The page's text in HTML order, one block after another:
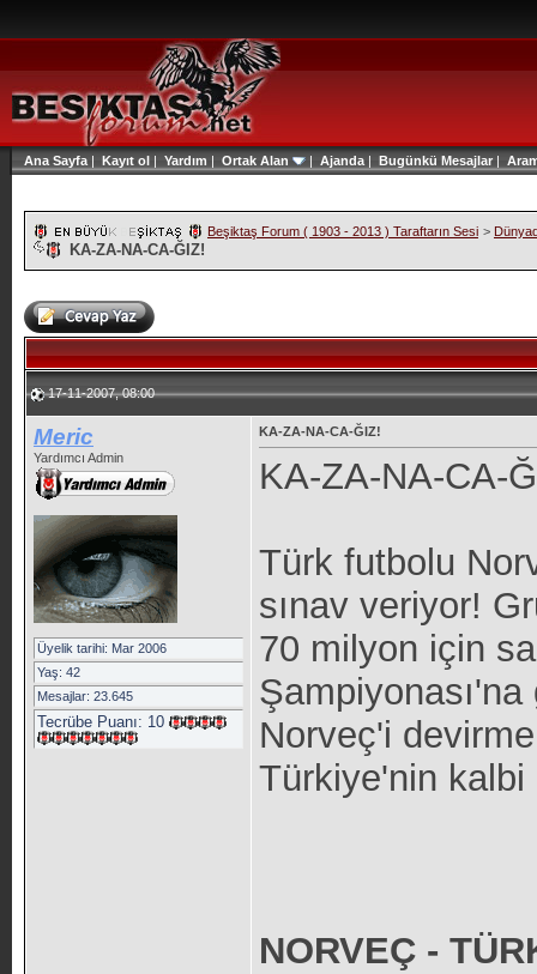
Ana Sayfa | Kayıt ol | Yardım | Ortak Alan | Ajanda | Bugünkü Mesajlar|
Beşiktaş Forum ( 1903 - 2013 ) Taraftarın Sesi >
KA-ZA-NA-CA-ĞIZ!
17-11-2007, 08:00
Meric
Yardımcı Admin
Üyelik tarihi: Mar 2006
Yaş: 42
Mesajlar: 23.645
Tecrübe Puanı: 10
KA-ZA-NA-CA-ĞIZ!
KA-ZA-NA-CA-
Türk futbolu
sınav veriyor!
70 milyon için
Norveç'i
Türkiye'nin kalbi
NORVEÇ -